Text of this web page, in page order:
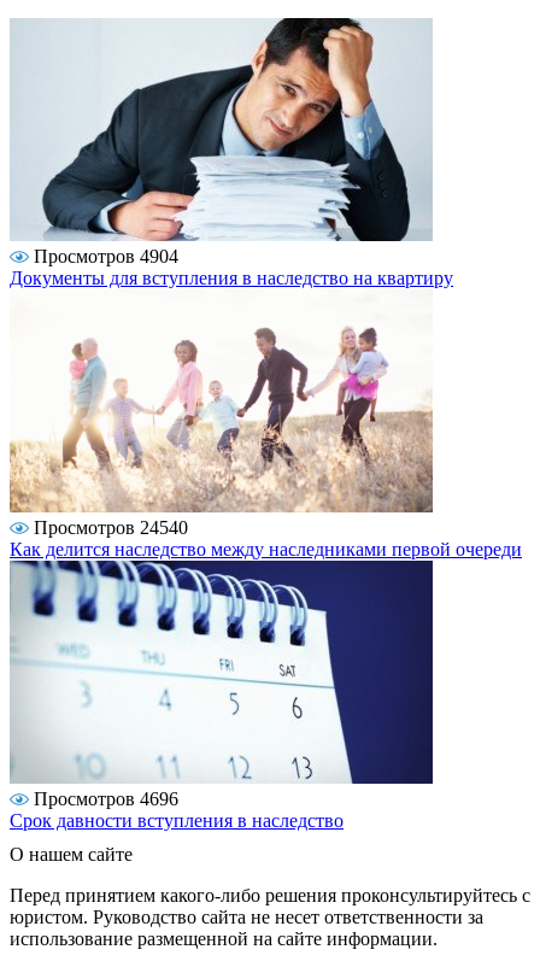
Просмотров 4904
Документы для вступления в наследство на квартиру
Просмотров 24540
Как делится наследство между наследниками первой очереди
Просмотров 4696
Срок давности вступления в наследство
О нашем сайте
Перед принятием какого-либо решения проконсультируйтесь с
юристом. Руководство сайта не несет ответственности за
использование размещенной на сайте информации.